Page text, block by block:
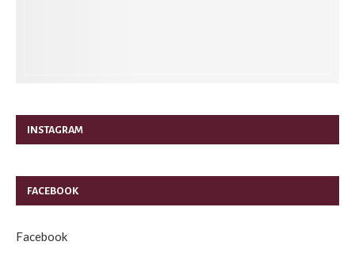
INSTAGRAM
FACEBOOK
Facebook